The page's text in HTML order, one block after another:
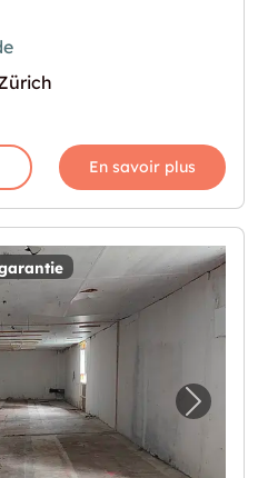
En savoir plus
"120m2 Lagerraum
Image